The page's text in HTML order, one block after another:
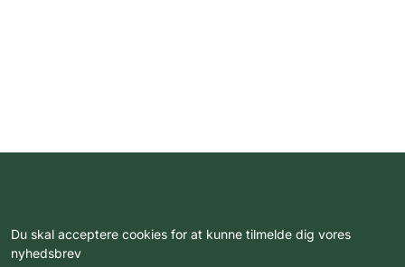
Du skal acceptere cookies for at kunne tilmelde dig vores
nyhedsbrev